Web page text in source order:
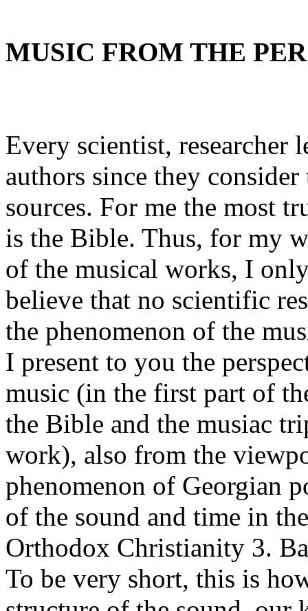
MUSIC FROM THE
Every scientist, researcher
authors since they
sources. For me the most
is the Bible. Thus, for my
of the musical works, I
believe that no scientific
the phenomenon of the
I present to you the
music (in the first part of
the Bible and the musiac
work), also from the
phenomenon of Georgian
of the sound and time in
Orthodox Christianity 3.
To be very short, this is